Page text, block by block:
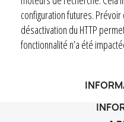
configuration futures.
désactivation du HTTP
fonctionnalité n’a été